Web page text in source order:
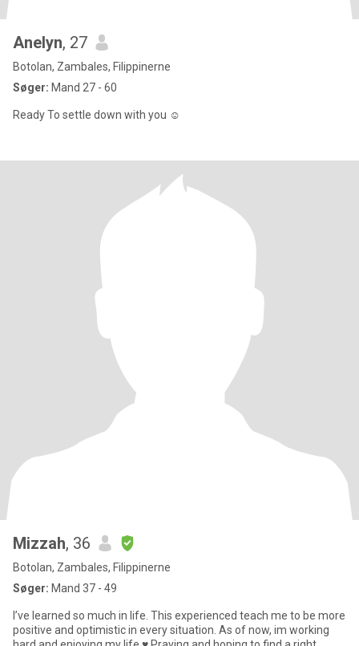
Anelyn, 27
Botolan, Zambales, Filippinerne
Søger: Mand 27 - 60
Ready To settle down with you ☺️
Mizzah, 36
Botolan, Zambales, Filippinerne
Søger: Mand 37 - 49
I’ve learned so much in life. This experienced teach me to be more
positive and optimistic in every situation. As of now, im working